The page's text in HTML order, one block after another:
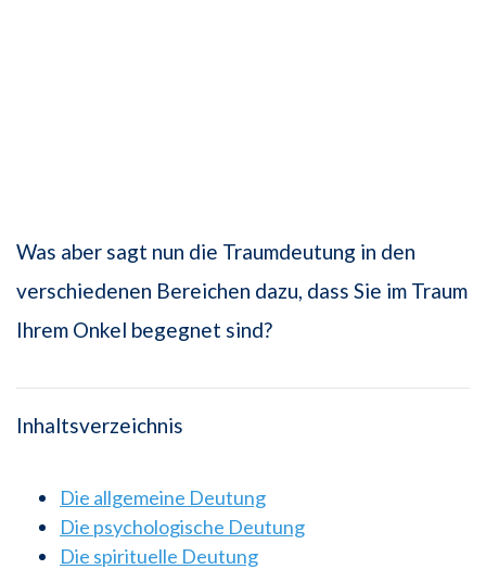
Was aber sagt nun die Traumdeutung in den
verschiedenen Bereichen dazu, dass Sie im Traum
Ihrem Onkel begegnet sind?
Inhaltsverzeichnis
Die allgemeine Deutung
Die psychologische Deutung
Die spirituelle Deutung